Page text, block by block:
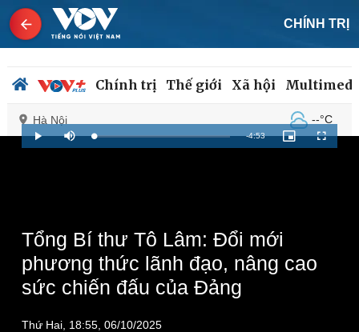
CHÍNH TRỊ
Chính trị Thế giới Xã hội
Hà Nội --°C
Tổ chức nhân sự
Quốc hội
Nhận diện sự thật
Dự báo thời tiết
Giáo dục
Dấu ấn VOV
Việc làm
Biển đảo
Play Mute Loaded:
2.04%
Remaining
-4:53
Picture-
in-
Fullscreen
Tổng Bí thư Tô Lâm: Đổi mới
phương thức lãnh đạo, nâng cao
sức chiến đấu của Đảng
Thứ Hai, 18:55, 06/10/2025